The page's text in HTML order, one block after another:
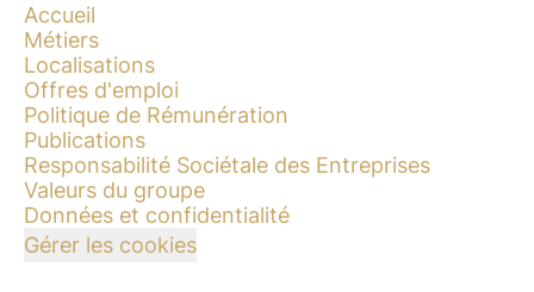
Accueil
Métiers
Localisations
Offres d'emploi
Politique de Rémunération
Publications
Responsabilité Sociétale des Entreprises
Valeurs du groupe
Données et confidentialité
Gérer les cookies